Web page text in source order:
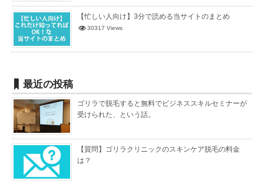
【忙しい人向け】3分で読める当サイトのまとめ
30317 Views
最近の投稿
ゴリラで脱毛すると無料でビジネススキルセミナーが
受けられた、という話。
【質問】ゴリラクリニックのスキンケア脱毛の料金
は？